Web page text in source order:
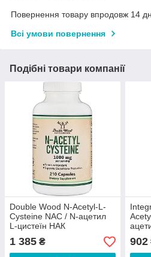
Повернення товару впродовж 14
Всі умови повернення
Подібні товари компанії
Double Wood N-Acetyl-L-
Cysteine NAC / N-ацетил
L-цистеїн НАК
антиоксидант 210 капсул
1 385 ₴
60
902